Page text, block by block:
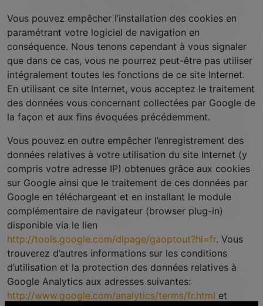
Vous pouvez empêcher l’installation des cookies en
paramétrant votre logiciel de navigation en
conséquence. Nous tenons cependant à vous signaler
que dans ce cas, vous ne pourrez peut-être pas utiliser
intégralement toutes les fonctions de ce site Internet.
En utilisant ce site Internet, vous acceptez le traitement
des données vous concernant collectées par Google de
la façon et aux fins évoquées précédemment.
Vous pouvez en outre empêcher l’enregistrement des
données relatives à votre utilisation du site Internet (y
compris votre adresse IP) obtenues grâce aux cookies
sur Google ainsi que le traitement de ces données par
Google en téléchargeant et en installant le module
complémentaire de navigateur (browser plug-in)
disponible via le lien
http://tools.google.com/dlpage/gaoptout?hl=fr. Vous
trouverez d’autres informations sur les conditions
d’utilisation et la protection des données relatives à
Google Analytics aux adresses suivantes:
http://www.google.com/analytics/terms/fr.html et